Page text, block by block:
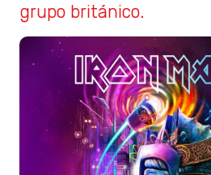
grupo británico.